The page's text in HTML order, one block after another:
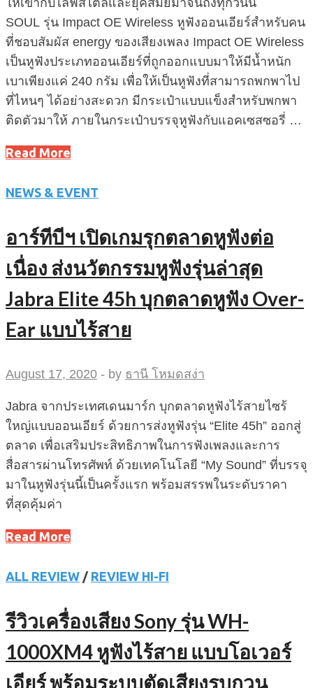
SOUL รุ่น Impact OE Wireless หูฟังออนเอียร์สำหรับคน
ที่ชอบสัมผัส energy ของเสียงเพลง Impact OE Wireless
เป็นหูฟังประเภทออนเอียร์ที่ถูกออกแบบมาให้มีน้ำหนัก
เบาเพียงแค่ 240 กรัม เพื่อให้เป็นหูฟังที่สามารถพกพาไป
ที่ไหนๆ ได้อย่างสะดวก มีกระเป๋าแบบแข็งสำหรับพกพา
ติดตัวมาให้ ภายในกระเป๋าบรรจุหูฟังกับแอคเซสซอรี่ …
Read More
NEWS & EVENT
อาร์ทีบีฯ เปิดเกมรุกตลาดหูฟังต่อ
เนื่อง ส่งนวัตกรรมหูฟังรุ่นล่าสุด
Jabra Elite 45h บุกตลาดหูฟัง Over-
Ear แบบไร้สาย
August 17, 2020 - by ธานี โหมดสง่า
Jabra จากประเทศเดนมาร์ก บุกตลาดหูฟังไร้สายไซร้
ใหญ่แบบออนเอียร์ ด้วยการส่งหูฟังรุ่น “Elite 45h” ออกสู่
ตลาด เพื่อเสริมประสิทธิภาพในการฟังเพลงและการ
สื่อสารผ่านโทรศัพท์ ด้วยเทคโนโลยี “My Sound” ที่บรรจุ
มาในหูฟังรุ่นนี้เป็นครั้งแรก พร้อมสรรพในระดับราคา
ที่สุดคุ้มค่า
Read More
ALL REVIEW / REVIEW HI-FI
รีวิวเครื่องเสียง Sony รุ่น WH-
1000XM4 หูฟังไร้สาย แบบโอเวอร์
เอียร์ พร้อมระบบตัดเสียงรบกวน